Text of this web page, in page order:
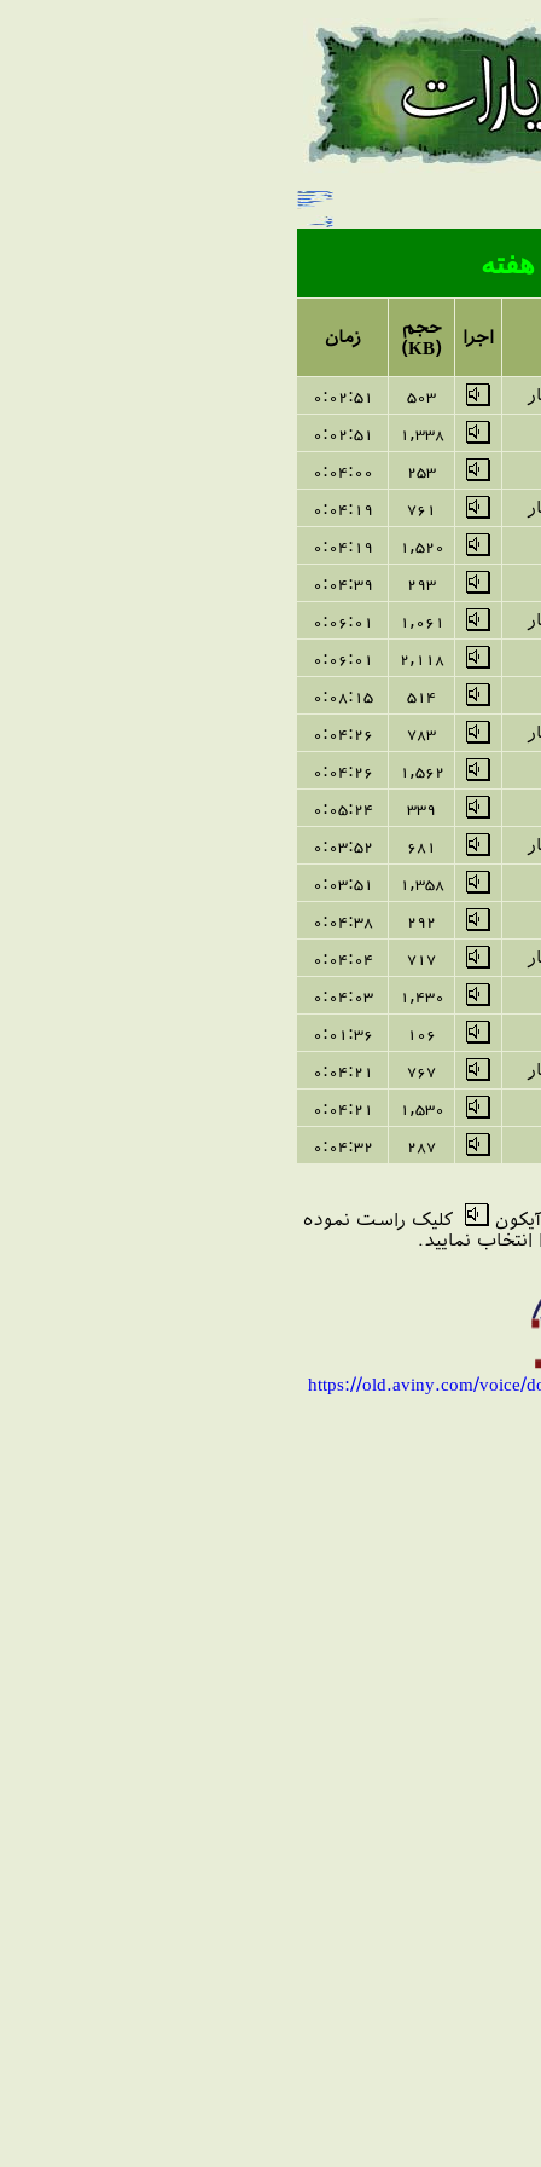
اجرا
حجم
(KB)
زمان
503
0:02:51
1 ,338
0:02:51
253
0:04:00
761
0:04:19
1 ,520
0:04:19
293
0:04:39
1,061
0:06:01
2, 118
0:06:01
514
0:08:15
783
0:04:26
1 ,562
0:04:26
339
0:05:24
681
0:03:52
1 ,358
0:03:51
292
0:04:38
717
0:04:04
1 ,430
0:04:03
106
0:01:36
767
0:04:21
1 ,530
0:04:21
287
0:04:32
کلیک راست نموده
https://old.aviny.com/voice/